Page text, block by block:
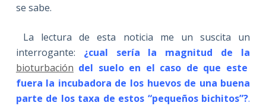
se sabe.
La lectura de esta noticia me un suscita un
interrogante: ¿cual sería la magnitud de la
bioturbación del suelo en el caso de que este
fuera la incubadora de los huevos de una buena
parte de los taxa de estos “pequeños bichitos”?.